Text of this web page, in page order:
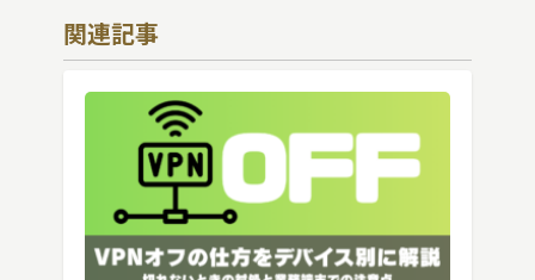
関連記事